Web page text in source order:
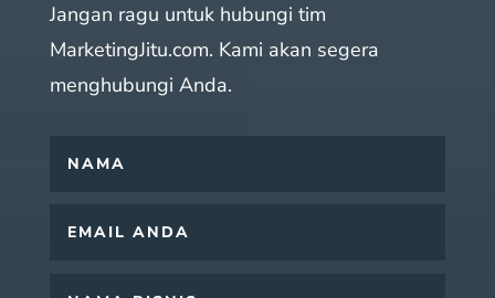
Jangan ragu untuk hubungi tim
MarketingJitu.com. Kami akan segera
menghubungi Anda.